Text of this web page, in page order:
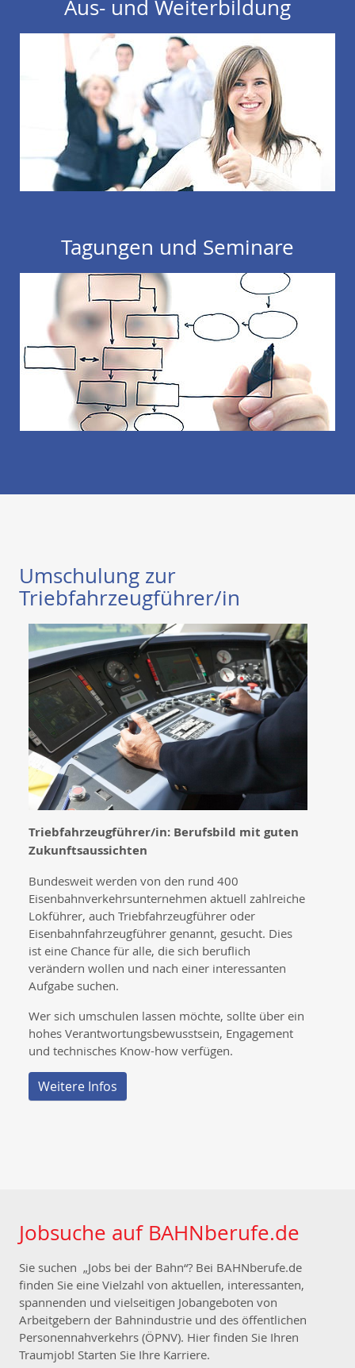
Aus- und Weiterbildung
Tagungen und Seminare
Umschulung zur
Triebfahrzeugführer/in
Triebfahrzeugführer/in: Berufsbild mit guten
Zukunftsaussichten
Bundesweit werden von den rund 400
Eisenbahnverkehrsunternehmen aktuell zahlreiche
Lokführer, auch Triebfahrzeugführer oder
Eisenbahnfahrzeugführer genannt, gesucht. Dies
ist eine Chance für alle, die sich beruflich
verändern wollen und nach einer interessanten
Aufgabe suchen.
Wer sich umschulen lassen möchte, sollte über ein
hohes Verantwortungsbewusstsein, Engagement
und technisches Know-how verfügen.
Weitere Infos
Jobsuche auf BAHNberufe.de
Sie suchen „Jobs bei der Bahn“? Bei BAHNberufe.de
finden Sie eine Vielzahl von aktuellen, interessanten,
spannenden und vielseitigen Jobangeboten von
Arbeitgebern der Bahnindustrie und des öffentlichen
Personennahverkehrs (ÖPNV). Hier finden Sie Ihren
Traumjob! Starten Sie Ihre Karriere.